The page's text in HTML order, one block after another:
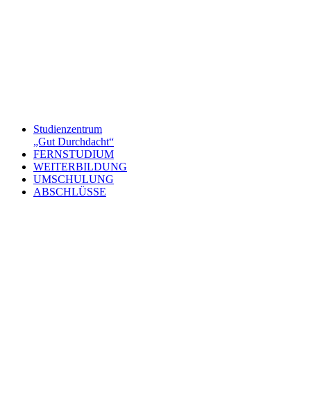
Studienzentrum
„Gut Durchdacht“
FERNSTUDIUM
WEITERBILDUNG
UMSCHULUNG
ABSCHLÜSSE